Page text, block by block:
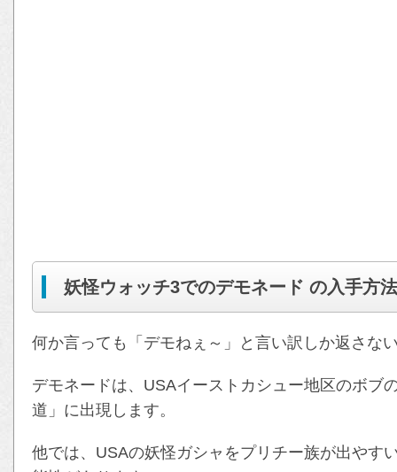
妖怪ウォッチ3でのデモネード の入手方法
何か言っても「デモねぇ～」と言い訳しか返さな
デモネードは、USAイーストカシュー地区のボブ
道」に出現します。
他では、USAの妖怪ガシャをプリチー族が出やす